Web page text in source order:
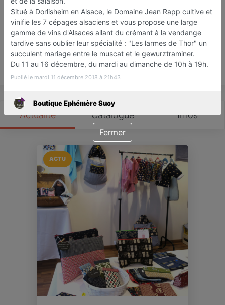
Ouvre Mardi dès 10:00
Save
Actualité Catalogue Infos
ACTU
Situé à Dorlisheim en Alsace, le Domaine Jean Rapp cultive et
vinifie les 7 cépages alsaciens et vous propose une large
gamme de vins d'Alsaces allant du crémant à la vendange
tardive sans oublier leur spécialité : "Les larmes de Thor" un
succulent mariage entre le muscat et le gewurztraminer.
Du 11 au 16 décembre, du mardi au dimanche de 10h à 19h.
Publié le mardi 11 décembre 2018 à 21h43
Boutique Ephémère Sucy
Fermer